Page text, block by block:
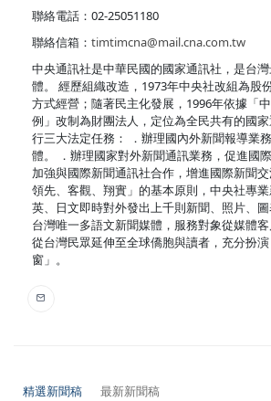
聯絡電話：02-25051180
聯絡信箱： timtimcna@mail.cna.com.tw
中央通訊社是中華民國的國家通訊社，是台
體。 經歷組織改造，1973年中央社改組為股
方式經營；隨著民主化發展，1996年依據「
例」改制為財團法人，定位為全民共有的國
行三大法定任務： ．辦理國內外新聞報導業
體。 ．辦理國家對外新聞通訊業務，促進國
加強與國際新聞通訊社合作，增進國際新聞交
領先、客觀、翔實」的基本原則，中央社專業
英、日文即時對外發出上千則新聞、照片、
台灣唯一多語文新聞媒體，服務對象從媒體
從台灣民眾延伸至全球僑胞與讀者，充分扮
窗」。
精選新聞稿 最新新聞稿